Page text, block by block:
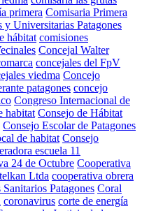
primera Comisaria Primera
y Universitarias Patagones
hábitat comisiones
Concejal Walter
concejales del FpV
viedma Concejo
patagones concejo
Congreso Internacional de
habitat Consejo de Hábitat
Consejo Escolar de Patagones
de habitat Consejo
escuela 11
24 de Octubre Cooperativa
Ltda cooperativa obrera
Patagones Coral
coronavirus corte de energía